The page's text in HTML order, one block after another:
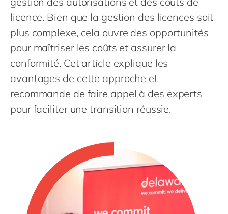
Philippines
Singapore
Switzerland
UK & Ireland
USA & Canada
licence. Bien que la gestion des licences soit
plus complexe, cela ouvre des opportunités
pour maîtriser les coûts et assurer la
conformité. Cet article explique les
avantages de cette approche et
recommande de faire appel à des experts
pour faciliter une transition réussie.